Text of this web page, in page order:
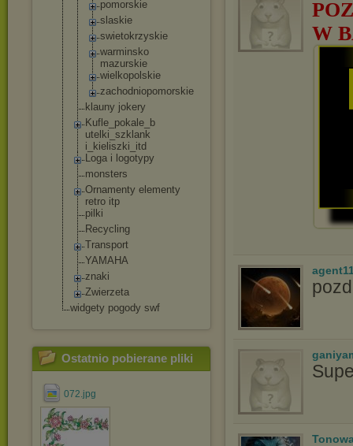
pomorskie
slaskie
swietokrzys kie
warminsko
mazurskie
wielkopolskie
zachodniopomorskie
klauny jokery
Kufle_pokale_b
utelki_szklank
i_kieliszki_itd
Loga i logotypy
monsters
Ornamenty elementy
retro itp
pilki
Recycling
Transport
YAMAHA
znaki
Zwierzeta
widgety pogody swf
Ostatnio pobierane pliki
072.jpg
W